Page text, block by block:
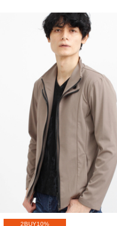
2BUY10%